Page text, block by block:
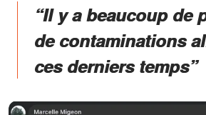
“Il y a beaucoup de
de contaminations
ces derniers temps”